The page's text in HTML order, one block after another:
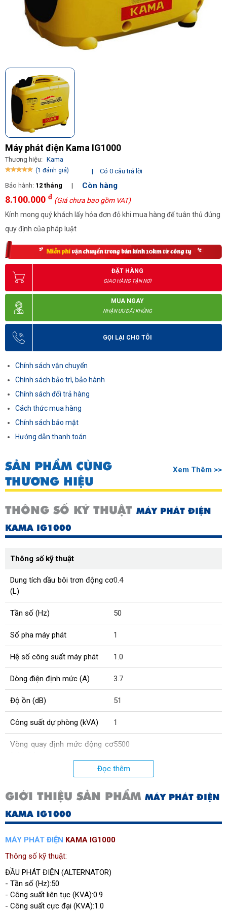
Máy phát điện Kama IG1000
Thương hiệu: Kama
(1 đánh giá) |
Có 0 câu trả lời
Bảo hành: 12 tháng | Còn hàng
8.100.000 đ (Giá chưa bao gồm VAT)
Kính mong quý khách lấy hóa đơn đỏ khi mua hàng để tuân thủ đúng
quy định của pháp luật
ĐẶT HÀNG
GIAO HÀNG TẬN NƠI
MUA NGAY
NHẬN ƯU ĐÃI KHỦNG
GỌI LẠI CHO TÔI
Chính sách vận chuyển
Chính sách bảo trì, bảo hành
Chính sách đổi trả hàng
Cách thức mua hàng
Chính sách bảo mật
Hướng dẫn thanh toán
SẢN PHẨM CÙNG
THƯƠNG HIỆU
Xem Thêm >>
THÔNG SỐ KỸ THUẬT MÁY PHÁT ĐIỆN
KAMA IG1000
Thông số kỹ thuật
Dung tích dầu bôi trơn động cơ
(L)
0.4
Tần số (Hz) 50
Số pha máy phát 1
Hệ số công suất máy phát 1.0
Dòng điện định mức (A) 3.7
Độ ồn (dB) 51
Công suất dự phòng (kVA) 1
Vòng quay định mức động cơ5500
Công suất liên tục (kVA) 0.9
Điện áp (V) 115/230
Hệ thống khởi động Bằng tay
Tiêu hao nhiên liệu động cơ
(L/h)
0.5
Dung tích bình nhiên liệu (L)
Đường kínhxhành trình piston
(mm)
Đọc thêm
GIỚI THIỆU SẢN PHẨM MÁY PHÁT ĐIỆN
KAMA IG1000
MÁY PHÁT ĐIỆN KAMA IG1000
Thông số kỹ thuật:
ĐẦU PHÁT ĐIỆN (ALTERNATOR)
- Tần số (Hz):50
- Công suất liên tục (KVA):0.9
- Công suất cực đại (KVA):1.0